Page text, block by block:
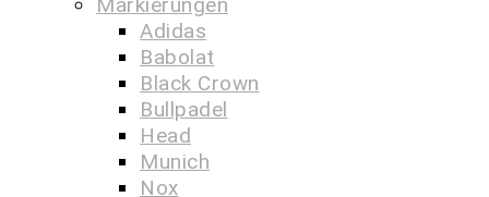
Adidas
Babolat
Black Crown
Bullpadel
Head
Munich
Nox